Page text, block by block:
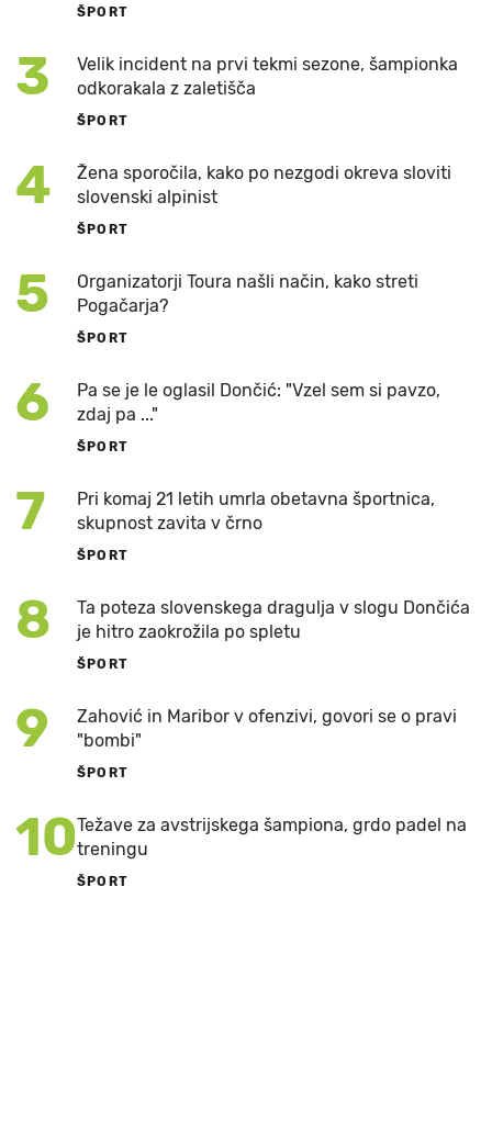
ŠPORT
3
Velik incident na prvi tekmi sezone, šampionka
odkorakala z zaletišča
ŠPORT
4
Žena sporočila, kako po nezgodi okreva sloviti
slovenski alpinist
ŠPORT
5
Organizatorji Toura našli način, kako streti
Pogačarja?
ŠPORT
6
Pa se je le oglasil Dončić: "Vzel sem si pavzo,
zdaj pa ..."
ŠPORT
7
Pri komaj 21 letih umrla obetavna športnica,
skupnost zavita v črno
ŠPORT
8
Ta poteza slovenskega dragulja v slogu Dončića
je hitro zaokrožila po spletu
ŠPORT
9
Zahović in Maribor v ofenzivi, govori se o pravi
"bombi"
ŠPORT
10Težave za avstrijskega šampiona, grdo padel na
treningu
ŠPORT